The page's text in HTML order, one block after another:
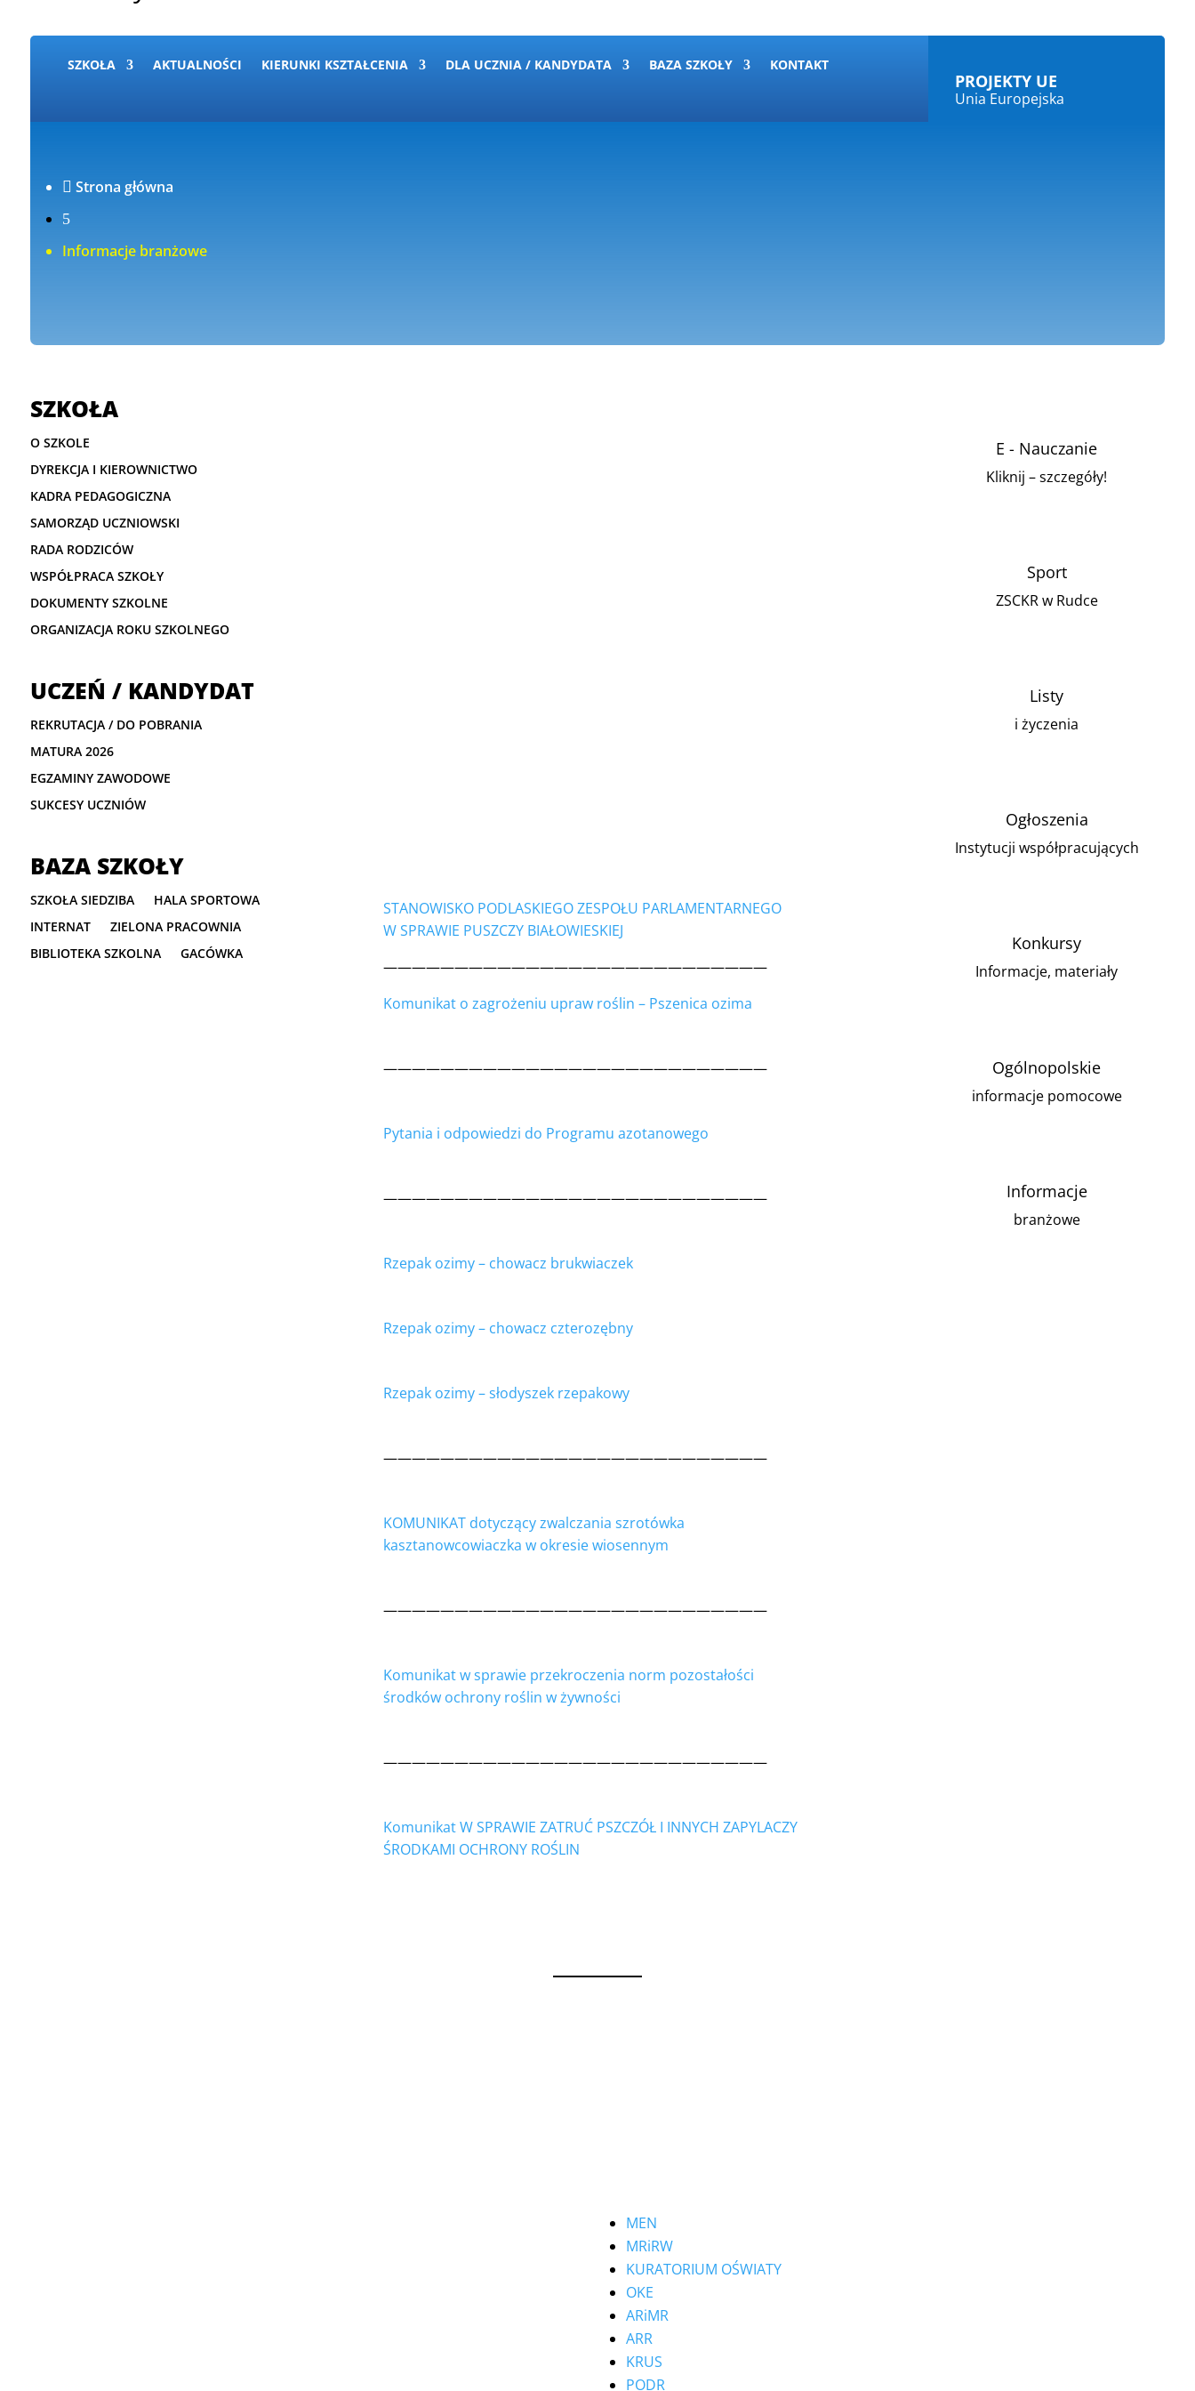
SZKOŁA AKTUALNOŚCI KIERUNKI KSZTAŁCENIA DLA UCZNIA / KANDYDATA BAZA SZKOŁY KONTAKT
PROJEKTY UE
Unia Europejska
 Strona główna
5
Informacje branżowe
SZKOŁA
O SZKOLE
DYREKCJA I KIEROWNICTWO
KADRA PEDAGOGICZNA
SAMORZĄD UCZNIOWSKI
RADA RODZICÓW
WSPÓŁPRACA SZKOŁY
DOKUMENTY SZKOLNE
ORGANIZACJA ROKU SZKOLNEGO
UCZEŃ / KANDYDAT
REKRUTACJA / DO POBRANIA
MATURA 2026
EGZAMINY ZAWODOWE
SUKCESY UCZNIÓW
BAZA SZKOŁY
SZKOŁA SIEDZIBA
HALA SPORTOWA
INTERNAT
ZIELONA PRACOWNIA
BIBLIOTEKA SZKOLNA
GACÓWKA
STANOWISKO PODLASKIEGO ZESPOŁU PARLAMENTARNEGO
W SPRAWIE PUSZCZY BIAŁOWIESKIEJ
———————————————————————————
Komunikat o zagrożeniu upraw roślin – Pszenica ozima
———————————————————————————
Pytania i odpowiedzi do Programu azotanowego
———————————————————————————
Rzepak ozimy – chowacz brukwiaczek
Rzepak ozimy – chowacz czterozębny
Rzepak ozimy – słodyszek rzepakowy
———————————————————————————
KOMUNIKAT dotyczący zwalczania szrotówka
kasztanowcowiaczka w okresie wiosennym
———————————————————————————
Komunikat w sprawie przekroczenia norm pozostałości
środków ochrony roślin w żywności
———————————————————————————
Komunikat W SPRAWIE ZATRUĆ PSZCZÓŁ I INNYCH ZAPYLACZY
ŚRODKAMI OCHRONY ROŚLIN
E - Nauczanie
Kliknij – szczegóły!
Sport
ZSCKR w Rudce
Listy
i życzenia
Ogłoszenia
Instytucji współpracujących
Konkursy
Informacje, materiały
Ogólnopolskie
informacje pomocowe
Informacje
branżowe
MEN
MRiRW
KURATORIUM OŚWIATY
OKE
ARiMR
ARR
KRUS
PODR